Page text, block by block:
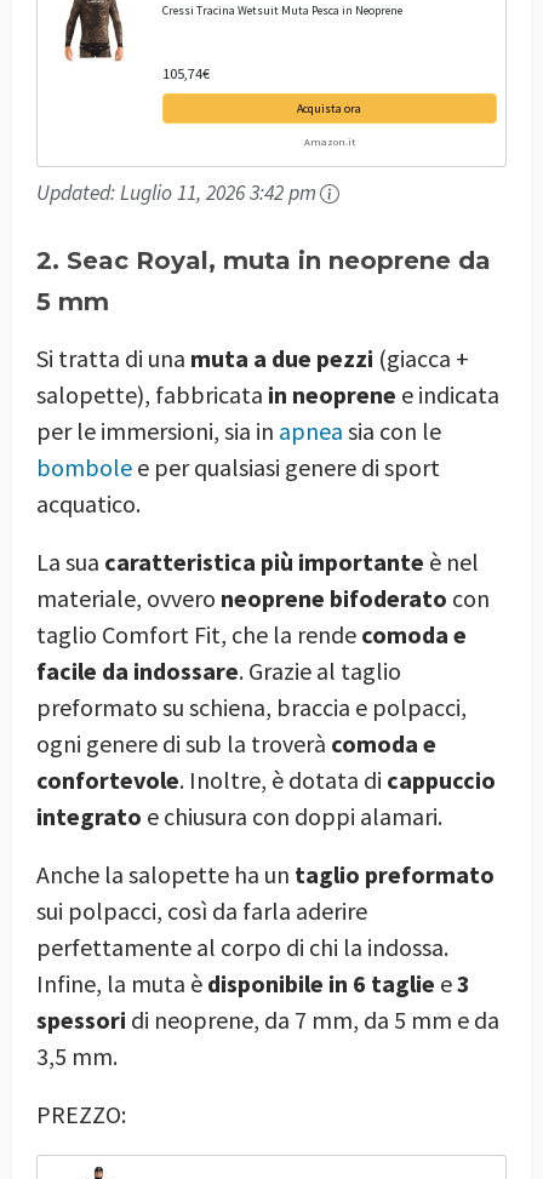
Cressi Tracina Wetsuit Muta Pesca in Neoprene
105,74€
Acquista ora
Amazon.it
Updated:Luglio 11, 2026 3:42 pm
2. Seac Royal, muta in neoprene da
5 mm
Si tratta di una muta a due pezzi (giacca +
salopette), fabbricata in neoprene e indicata
per le immersioni, sia in apnea sia con le
bombole e per qualsiasi genere di sport
acquatico.
La sua caratteristica più importante è nel
materiale, ovvero neoprene bifoderato con
taglio Comfort Fit, che la rende comoda e
facile da indossare. Grazie al taglio
preformato su schiena, braccia e polpacci,
ogni genere di sub la troverà comoda e
confortevole. Inoltre, è dotata di cappuccio
integrato e chiusura con doppi alamari.
Anche la salopette ha un taglio preformato
sui polpacci, così da farla aderire
perfettamente al corpo di chi la indossa.
Infine, la muta è disponibile in 6 taglie e3
spessori di neoprene, da 7 mm, da 5 mm e da
3,5 mm.
PREZZO: